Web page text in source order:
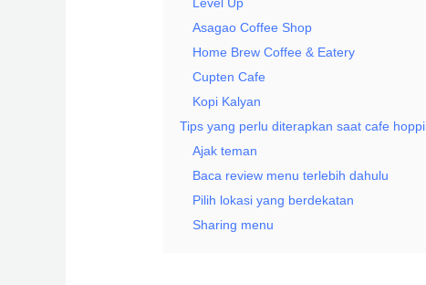
Asagao Coffee Shop
Home Brew Coffee & Eatery
Cupten Cafe
Kopi Kalyan
Tips yang perlu diterapkan saat cafe
Ajak teman
Baca review menu terlebih dahulu
Pilih lokasi yang berdekatan
Sharing menu